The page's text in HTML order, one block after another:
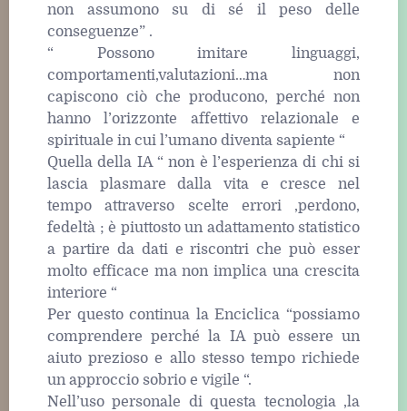
non assumono su di sé il peso delle
conseguenze” .
“ Possono imitare linguaggi,
comportamenti,valutazioni…ma non
capiscono ciò che producono, perché non
hanno l’orizzonte affettivo relazionale e
spirituale in cui l’umano diventa sapiente “
Quella della IA “ non è l’esperienza di chi si
lascia plasmare dalla vita e cresce nel
tempo attraverso scelte errori ,perdono,
fedeltà ; è piuttosto un adattamento statistico
a partire da dati e riscontri che può esser
molto efficace ma non implica una crescita
interiore “
Per questo continua la Enciclica “possiamo
comprendere perché la IA può essere un
aiuto prezioso e allo stesso tempo richiede
un approccio sobrio e vigile “.
Nell’uso personale di questa tecnologia ,la